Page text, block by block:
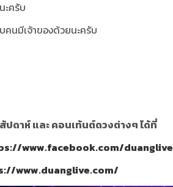
ะครับ
คนมีเจ้าของด้วยนะครับ
ดาห์ และ คอนเท้นต์ดวงต่างๆ ได้ที่
www.facebook.com/duanglive
www.duanglive.com/